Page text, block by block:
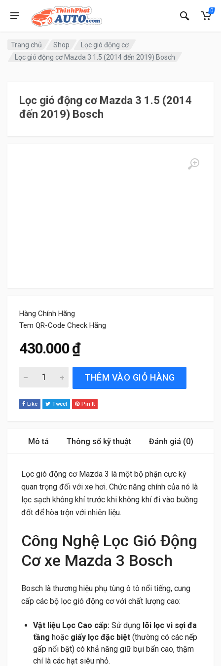
0
Trang chủ Shop
Lọc gió động cơ
Lọc gió động cơ Mazda 3 1.5 (2014 đến 2019) Bosch
Lọc gió động cơ Mazda 3 1.5 (2014
đến 2019) Bosch
Hàng Chính Hãng
Tem QR-Code Check Hãng
430.000₫
Lọc gió động cơ Mazda 3 1.5 (2014 đến 2019) Bosch
THÊM VÀO GIỎ HÀNG
Like Tweet Pin It
Mô tả Thông số kỹ thuật Đánh giá (0)
Lọc gió động cơ Mazda 3 là một bộ phận cực kỳ
quan trọng đối với xe hơi. Chức năng chính của nó là
lọc sạch không khí trước khi không khí đi vào buồng
đốt để hòa trộn với nhiên liệu.
Công Nghệ Lọc Gió Động
Cơ xe Mazda 3 Bosch
Bosch là thương hiệu phụ tùng ô tô nổi tiếng, cung
cấp các bộ lọc gió động cơ với chất lượng cao:
Vật liệu Lọc Cao cấp: Sử dụng lõi lọc vi sợi đa
tầng hoặc giấy lọc đặc biệt (thường có các nếp
gấp nổi bật) có khả năng giữ bụi bẩn cao, thậm
chí là các hạt siêu nhỏ.